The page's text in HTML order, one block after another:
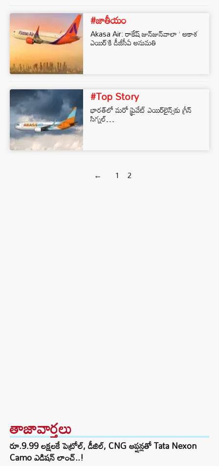
#జాతీయం
Akasa Air: రాకేష్ జున్‌జున్‌వాలా ‘ ఆకాశ
ఎయిర్’కి డీజీసీఏ అనుమతి
#Top Story
భార‌త్‌లో మ‌రో ప్రైవేట్ ఎయిర్‌లైన్స్‌కు గ్రీన్
సిగ్న‌ల్‌…
← 1 2
తాజావార్తలు
రూ.9.99 లక్షలకే పెట్రోల్, డీజిల్, CNG ఆప్షన్లతో Tata Nexon
Camo ఎడిషన్ లాంచ్..!